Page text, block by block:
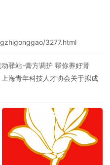
3277.html
动驿站-膏方调护 帮你养好肾
上海青年科技人才协会关于拟成